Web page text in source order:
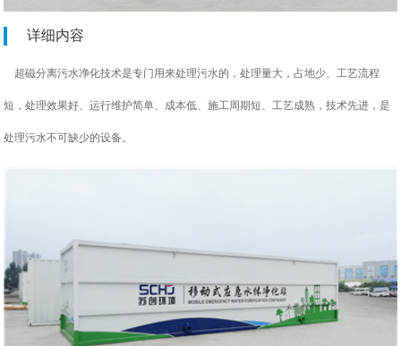
详细内容
超磁分离污水净化技术是专门用来处理污水的，处理量大，占地少、工艺流程
短，处理效果好、运行维护简单、成本低、施工周期短、工艺成熟，技术先进，是
处理污水不可缺少的设备。